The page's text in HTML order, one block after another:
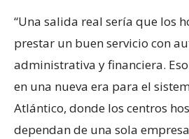
“Una salida real sería que los
prestar un buen servicio con
administrativa y financiera.
en una nueva era para el
Atlántico, donde los centros
dependan de una sola